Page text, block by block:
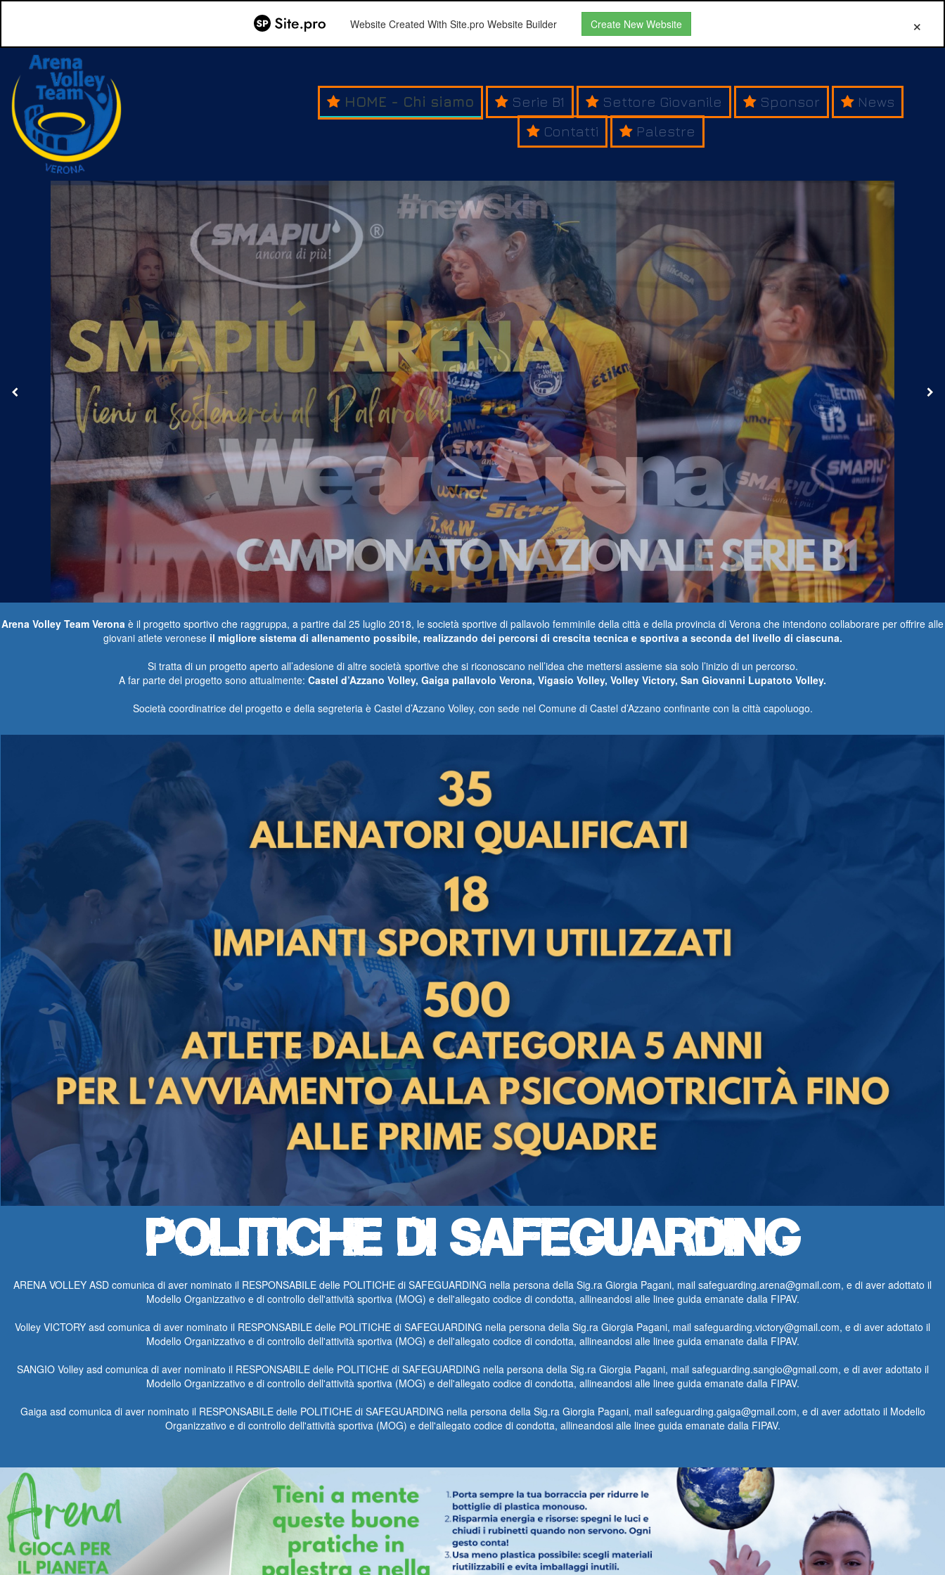
Website Created With Site.pro Website Builder Create New Website
HOME - Chi siamo Serie B1 Settore Giovanile Sponsor
News
Contatti
Palestre
Arena Volley Team Verona è il progetto sportivo che raggruppa, a partire dal 25 luglio 2018, le società sportive di pallavolo femminile della città e della provincia di Verona che intendono collaborare per offrire alle
giovani atlete veronese il migliore sistema di allenamento possibile, realizzando dei percorsi di crescita tecnica e sportiva a seconda del livello di ciascuna.
Si tratta di un progetto aperto all’adesione di altre società sportive che si riconoscano nell’idea che mettersi assieme sia solo l’inizio di un percorso.
A far parte del progetto sono attualmente: Castel d’Azzano Volley, Gaiga pallavolo Verona, Vigasio Volley, Volley Victory, San Giovanni Lupatoto Volley.
Società coordinatrice del progetto e della segreteria è Castel d’Azzano Volley, con sede nel Comune di Castel d’Azzano confinante con la città capoluogo.
Politiche di Safeguarding
ARENA VOLLEY ASD comunica di aver nominato il RESPONSABILE delle POLITICHE di SAFEGUARDING nella persona della Sig.ra Giorgia Pagani, mail safeguarding.arena@gmail.com, e di aver adottato il
Modello Organizzativo e di controllo dell'attività sportiva (MOG) e dell'allegato codice di condotta, allineandosi alle linee guida emanate dalla FIPAV.
Volley VICTORY asd comunica di aver nominato il RESPONSABILE delle POLITICHE di SAFEGUARDING nella persona della Sig.ra Giorgia Pagani, mail safeguarding.victory@gmail.com, e di aver adottato il
Modello Organizzativo e di controllo dell'attività sportiva (MOG) e dell'allegato codice di condotta, allineandosi alle linee guida emanate dalla FIPAV.
SANGIO Volley asd comunica di aver nominato il RESPONSABILE delle POLITICHE di SAFEGUARDING nella persona della Sig.ra Giorgia Pagani, mail safeguarding.sangio@gmail.com, e di aver adottato il
Modello Organizzativo e di controllo dell'attività sportiva (MOG) e dell'allegato codice di condotta, allineandosi alle linee guida emanate dalla FIPAV.
Gaiga asd comunica di aver nominato il RESPONSABILE delle POLITICHE di SAFEGUARDING nella persona della Sig.ra Giorgia Pagani, mail safeguarding.gaiga@gmail.com, e di aver adottato il Modello
Organizzativo e di controllo dell'attività sportiva (MOG) e dell'allegato codice di condotta, allineandosi alle linee guida emanate dalla FIPAV.